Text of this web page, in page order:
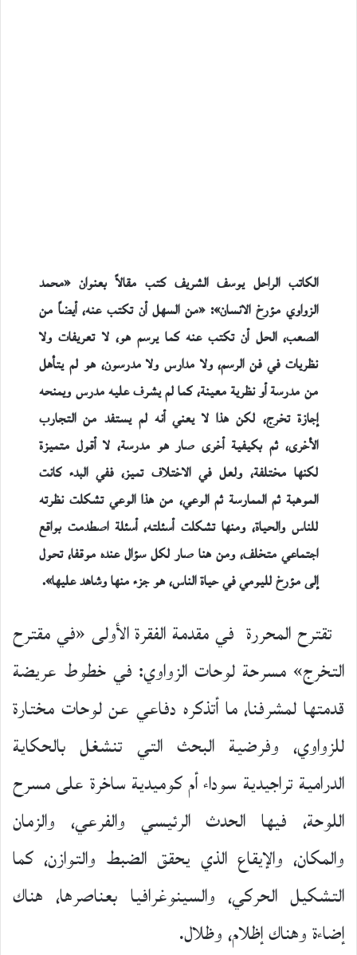
الكاتب الراحل يوسف الشريف كتب مقالاً بعنوان «محمد
الزواوي مؤرخ الانسان»: «من السهل أن تكتب عنه، أيضاً من
الصعب، الحل أن تكتب عنه كما يرسم هو، لا تعريفات ولا
نظريات في فن الرسم، ولا مدارس ولا مدرسون، هو لم يتأهل
من مدرسة أو نظرية معينة، كما لم يشرف عليه مدرس ويمنحه
إجازة تخرج، لكن هذا لا يعني أنه لم يستفد من التجارب
الأخرى، ثم بكيفية أخرى صار هو مدرسة، لا أقول متميزة
لكنها مختلفة، ولعل في الاختلاف تميز، ففي البدء كانت
الموهبة ثم الممارسة ثم الوعي، من هذا الوعي تشكلت نظرته
للناس والحياة، ومنها تشكلت أسئلته، أسئلة اصطدمت بواقع
اجتماعي متخلف، ومن هنا صار لكل سؤال عنده موقفا، تحول
إلى مؤرخ لليومي في حياة الناس، هو جزء منها وشاهد عليها».
تقترح المحررة في مقدمة الفقرة الأولى «في مقترح
التخرج» مسرحة لوحات الزواوي: في خطوط عريضة
قدمتها لمشرفنا، ما أتذكره دفاعي عن لوحات مختارة
للزواوي، وفرضية البحث التي تنشغل بالحكاية
الدرامية تراجيدية سوداء أم كوميدية ساخرة على مسرح
اللوحة، فيها الحدث الرئيسي والفرعي، والزمان
والمكان، والإيقاع الذي يحقق الضبط والتوازن، كما
التشكيل الحركي، والسينوغرافيا بعناصرها، هناك
إضاءة وهناك إظلام، وظلال.